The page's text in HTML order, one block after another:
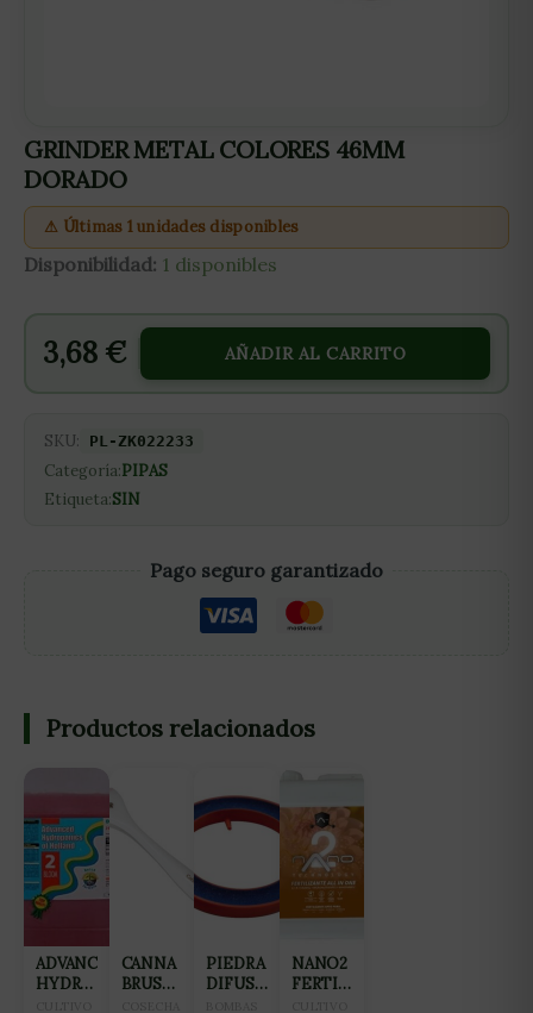
GRINDER METAL COLORES 46MM
DORADO
⚠ Últimas 1 unidades disponibles
Disponibilidad: 1 disponibles
3,68 € AÑADIR AL CARRITO
SKU: PL-ZK022233
Categoría:PIPAS
Etiqueta:SIN
Pago seguro garantizado
Productos relacionados
ADVANCED
HYDROPONICS
CANNA
BRUSH
PIEDRA
DIFUSORA
NANO2
FERTILIZANTE